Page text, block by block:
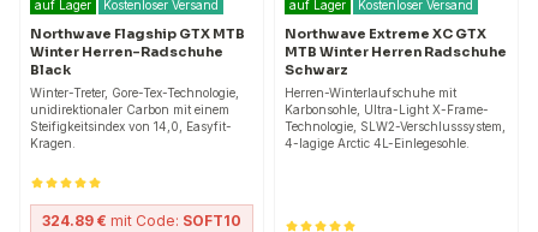
auf Lager Kostenloser Versand
Northwave Flagship GTX MTB
Winter Herren-Radschuhe
Black
Winter-Treter, Gore-Tex-Technologie,
unidirektionaler Carbon mit einem
Steifigkeitsindex von 14,0, Easyfit-
Kragen.
324.89 € mit Code: SOFT10
auf Lager Kostenloser Versand
Northwave Extreme XC GTX
MTB Winter Herren Radschuhe
Schwarz
Herren-Winterlaufschuhe mit
Karbonsohle, Ultra-Light X-Frame-
Technologie, SLW2-Verschlusssystem,
4-lagige Arctic 4L-Einlegesohle.